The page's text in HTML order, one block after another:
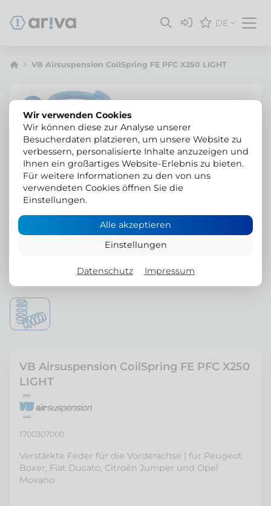
DE
VB Airsuspension CoilSpring FE PFC X250 LIGHT
VB Airsuspension CoilSpring FE PFC X250
LIGHT
1700307000
Verstärkte Feder für die Vorderachse | für Peugeot
Boxer, Fiat Ducato, Citroën Jumper und Opel
Movano
Wir verwenden Cookies
Wir können diese zur Analyse unserer
Besucherdaten platzieren, um unsere Website zu
verbessern, personalisierte Inhalte anzuzeigen und
Ihnen ein großartiges Website-Erlebnis zu bieten.
Für weitere Informationen zu den von uns
verwendeten Cookies öffnen Sie die
Einstellungen.
Alle akzeptieren
Einstellungen
Datenschutz Impressum